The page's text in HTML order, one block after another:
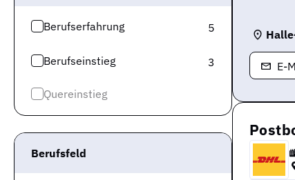
Berufserfahrung 5
Berufseinstieg 3
Quereinstieg
Berufsfeld
E-